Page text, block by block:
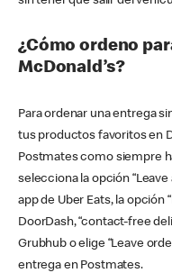
¿Cómo ordeno
McDonald’s?
Para ordenar una entrega
tus productos favoritos en
Postmates como siempre
selecciona la opción “Leave
app de Uber Eats, la opción
DoorDash, “contact-free
Grubhub o elige “Leave
entrega en Postmates.